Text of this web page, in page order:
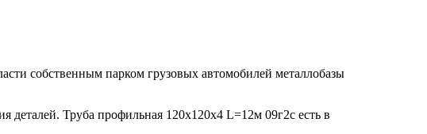
собственным парком грузовых автомобилей металлобазы
деталей. Труба профильная 120х120х4 L=12м 09г2с есть в